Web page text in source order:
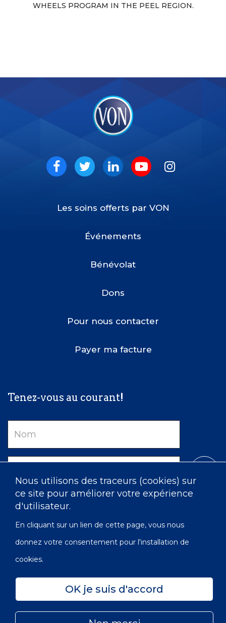
Nous utilisons des traceurs (cookies) sur
ce site pour améliorer votre expérience
d'utilisateur.
En cliquant sur un lien de cette page, vous nous
donnez votre consentement pour l'installation de
cookies.
OK je suis d'accord
WHEELS PROGRAM IN THE PEEL REGION.
Social
Les soins offerts par VON
Événements
Bénévolat
Dons
Pour nous contacter
Payer ma facture
Tenez-vous au courant!
Nom
Courriel
Subfooter
Confidentialité Accessibilité Carte du site
© 2022 Les Infirmières de l’Ordre de Victoria du Canada |
No OBE: 129 482 493 RR0001